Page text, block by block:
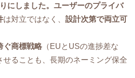
にしました。ユーザーのプライバ
は対立ではなく、 設計次第で両立可
ぐ商標戦略 （EUとUSの進捗差な
せることも、長期のネーミング保全